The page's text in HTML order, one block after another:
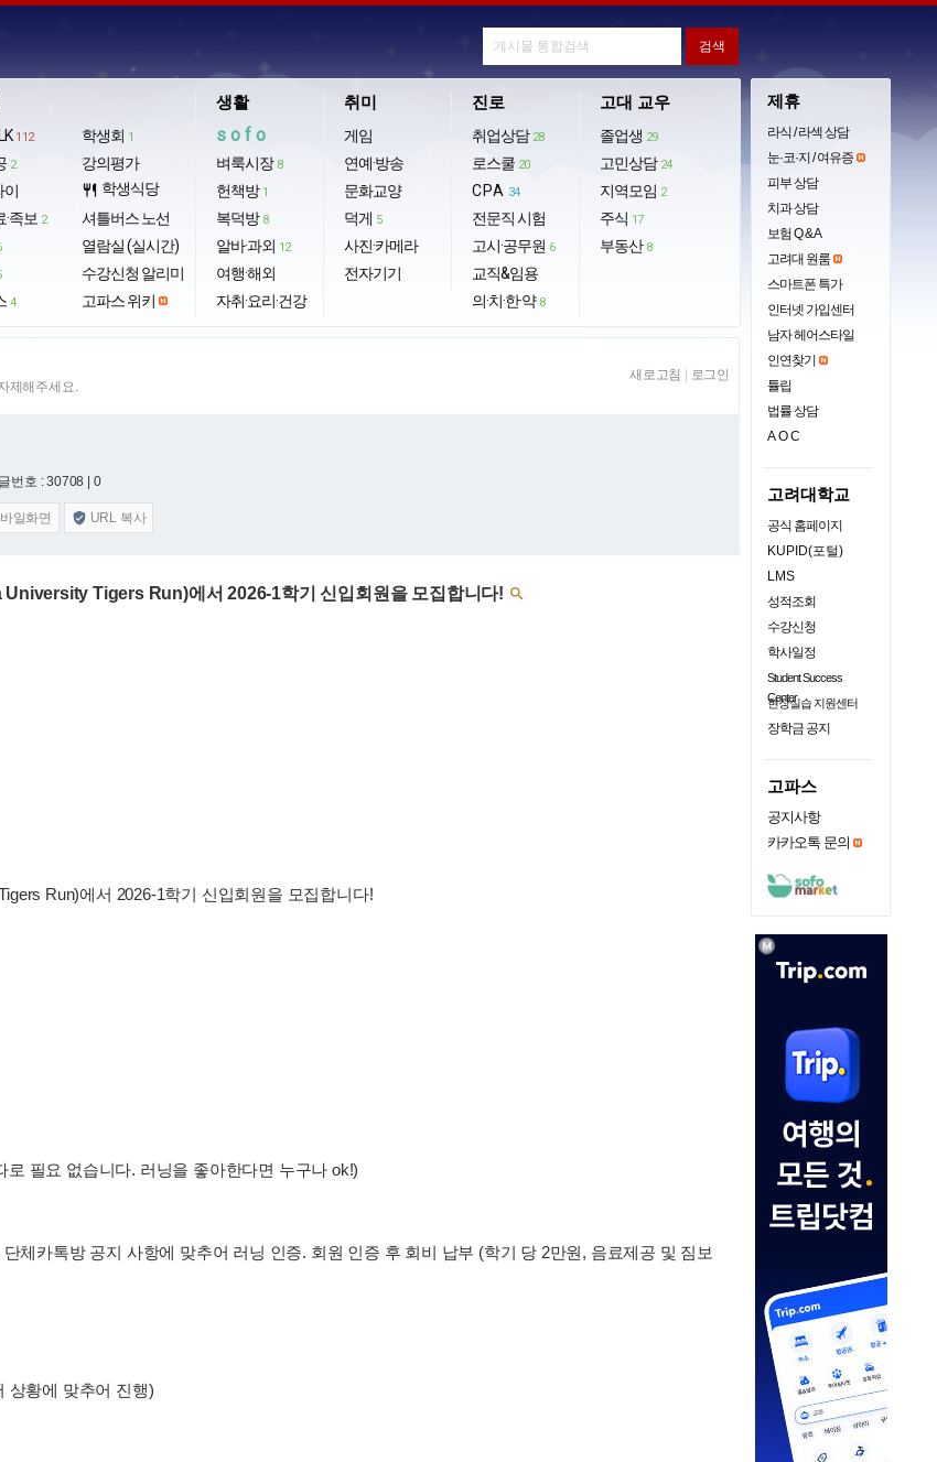
112
2
이
족보 2
4
학생회 1
강의평가
restaurant 학생식당
셔틀버스 노선
열람실 (실시간)
수강신청 알리미
고파스 위키
생활
sofo
벼룩시장 8
헌책방 1
복덕방 8
알바·과외 12
여행·해외
자취·요리·건강
취미
게임
연예·방송
문화교양
덕게 5
사진·카메라
전자기기
진로
취업상담 28
로스쿨 20
CPA 34
전문직 시험
고시·공무원 6
교직&임용
의·치·한·약 8
고대 교우
졸업생 29
고민상담 24
지역모임 2
주식 17
부동산 8
제해주세요.
새로고침 로그인
| 글번호 : 30708 | 0
일화면  URL 복사
Tigers Run)에서 2026-1학기 신입회원을 모집합니다! 
Run)에서 2026-1학기 신입회원을 모집합니다!
필요 없습니다. 러닝을 좋아한다면 누구나 ok!)
체카톡방 공지 사항에 맞추어 러닝 인증. 회원 인증 후 회비 납부 (학기 당 2만원, 음료제공 및 짐보
상황에 맞추어 진행)
제휴
라식 / 라섹 상담
눈·코·지 / 여유증
피부 상담
치과 상담
보험 Q & A
고려대 원룸
스마트폰 특가
인터넷 가입센터
남자 헤어스타일
인연찾기
튤립
법률 상담
AOC
고려대학교
공식 홈페이지
KUPID(포털)
LMS
성적조회
수강신청
학사일정
Student Success
Center
현장실습 지원센터
장학금 공지
고파스
공지사항
카카오톡 문의